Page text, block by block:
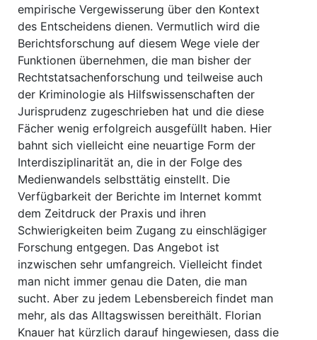
empirische Vergewisserung über den Kontext
des Entscheidens dienen. Vermutlich wird die
Berichtsforschung auf diesem Wege viele der
Funktionen übernehmen, die man bisher der
Rechtstatsachenforschung und teilweise auch
der Kriminologie als Hilfswissenschaften der
Jurisprudenz zugeschrieben hat und die diese
Fächer wenig erfolgreich ausgefüllt haben. Hier
bahnt sich vielleicht eine neuartige Form der
Interdisziplinarität an, die in der Folge des
Medienwandels selbsttätig einstellt. Die
Verfügbarkeit der Berichte im Internet kommt
dem Zeitdruck der Praxis und ihren
Schwierigkeiten beim Zugang zu einschlägiger
Forschung entgegen. Das Angebot ist
inzwischen sehr umfangreich. Vielleicht findet
man nicht immer genau die Daten, die man
sucht. Aber zu jedem Lebensbereich findet man
mehr, als das Alltagswissen bereithält. Florian
Knauer hat kürzlich darauf hingewiesen, dass die